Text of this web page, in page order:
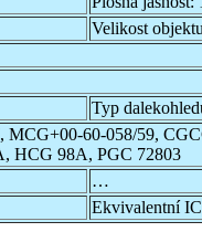
Velikost
Typ
MCG+00-60-058/59,
HCG 98A, PGC 72803
…
Ekvivalentní